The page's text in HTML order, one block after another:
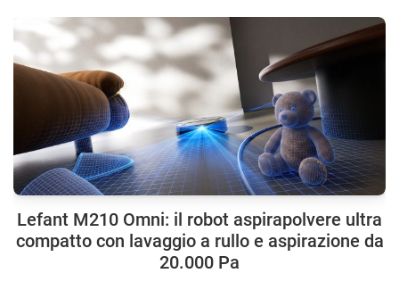
Lefant M210 Omni: il robot aspirapolvere ultra
compatto con lavaggio a rullo e aspirazione da
20.000 Pa